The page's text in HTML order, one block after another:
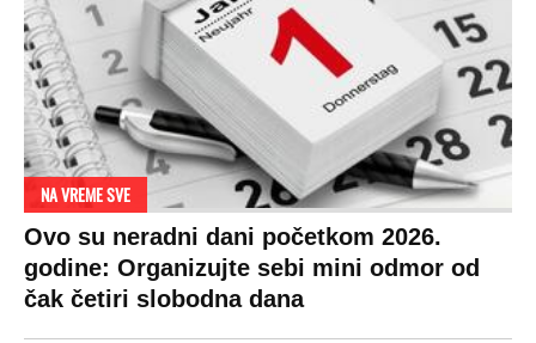
NA VREME SVE
Ovo su neradni dani početkom 2026.
godine: Organizujte sebi mini odmor od
čak četiri slobodna dana